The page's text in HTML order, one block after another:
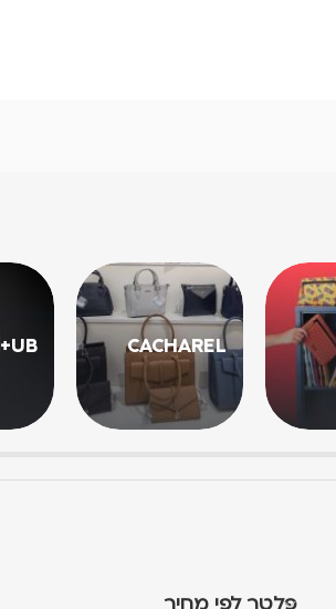
CACHAREL
UB+
פלטר לפי מחיר